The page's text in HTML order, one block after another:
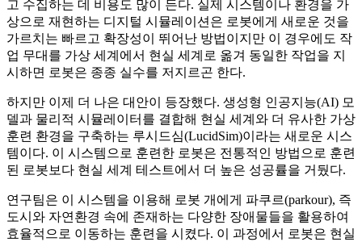
고 수집하는 데 비용도 많이 든다. 실제 시스템이나 환경을 가
상으로 재현하는 디지털 시뮬레이션은 로봇에게 새로운 것을
가르치는 빠르고 확장성이 뛰어난 방법이지만 이 경우에도 작
업 무대를 가상 세계에서 현실 세계로 옮겨 동일한 작업을 지
시하면 로봇은 종종 실수를 저지르곤 한다.
하지만 이제 더 나은 대안이 등장했다. 생성형 인공지능(AI) 모
델과 물리적 시뮬레이터를 결합해 현실 세계와 더 유사한 가상
훈련 환경을 구축하는 루시드심(LucidSim)이라는 새로운 시스
템이다. 이 시스템으로 훈련한 로봇은 전통적인 방법으로 훈련
된 로봇보다 현실 세계 테스트에서 더 높은 성공률을 거뒀다.
연구팀은 이 시스템을 이용해 로봇 개에게 파쿠르(parkour), 즉
도시와 자연환경 속에 존재하는 다양한 장애물들을 활용하여
효율적으로 이동하는 훈련을 시켰다. 이 과정에서 로봇은 현실